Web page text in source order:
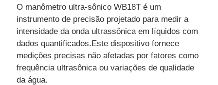
Casa
O manômetro ultra-sônico WB18T é um
instrumento de precisão projetado para medir a
intensidade da onda ultrassônica em líquidos com
dados quantificados.Este dispositivo fornece
medições precisas não afetadas por fatores como
frequência ultrasônica ou variações de qualidade
da água.